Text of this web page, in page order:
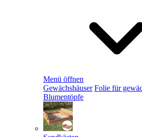
Menü öffnen
Gewächshäuser Folie für
Blumentöpfe